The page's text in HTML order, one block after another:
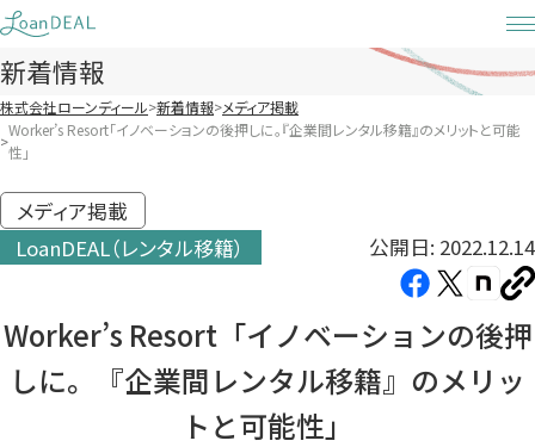
Skip
to
content
新着情報
株式会社ローンディール 新着情報 メディア掲載
Worker’s Resort「イノベーションの後押しに。『企業間レンタル移籍』のメリットと可能
性」
メディア掲載
LoanDEAL（レンタル移籍）
公開日: 2022.12.14
Facebook（新
い
タ
X（新
い
タ
note（新
い
タ
コ
ピ
ー
Worker’s Resort「イノベーションの後押
しに。『企業間レンタル移籍』のメリッ
トと可能性」